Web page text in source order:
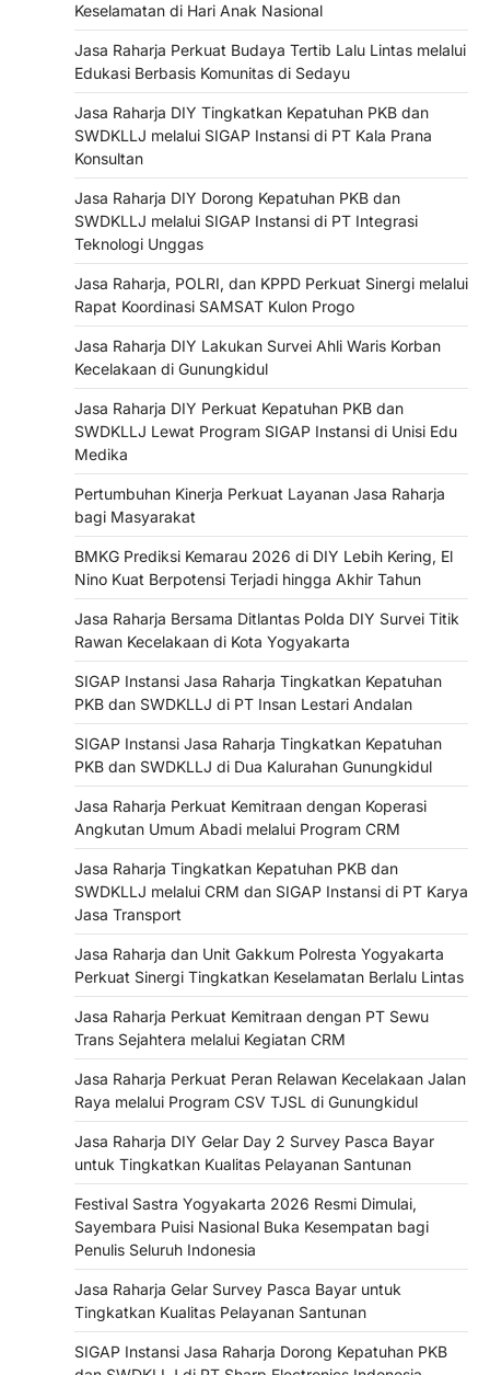
Keselamatan di Hari Anak Nasional
Jasa Raharja Perkuat Budaya Tertib Lalu Lintas melalui
Edukasi Berbasis Komunitas di Sedayu
Jasa Raharja DIY Tingkatkan Kepatuhan PKB dan
SWDKLLJ melalui SIGAP Instansi di PT Kala Prana
Konsultan
Jasa Raharja DIY Dorong Kepatuhan PKB dan
SWDKLLJ melalui SIGAP Instansi di PT Integrasi
Teknologi Unggas
Jasa Raharja, POLRI, dan KPPD Perkuat Sinergi melalui
Rapat Koordinasi SAMSAT Kulon Progo
Jasa Raharja DIY Lakukan Survei Ahli Waris Korban
Kecelakaan di Gunungkidul
Jasa Raharja DIY Perkuat Kepatuhan PKB dan
SWDKLLJ Lewat Program SIGAP Instansi di Unisi Edu
Medika
Pertumbuhan Kinerja Perkuat Layanan Jasa Raharja
bagi Masyarakat
BMKG Prediksi Kemarau 2026 di DIY Lebih Kering, El
Nino Kuat Berpotensi Terjadi hingga Akhir Tahun
Jasa Raharja Bersama Ditlantas Polda DIY Survei Titik
Rawan Kecelakaan di Kota Yogyakarta
SIGAP Instansi Jasa Raharja Tingkatkan Kepatuhan
PKB dan SWDKLLJ di PT Insan Lestari Andalan
SIGAP Instansi Jasa Raharja Tingkatkan Kepatuhan
PKB dan SWDKLLJ di Dua Kalurahan Gunungkidul
Jasa Raharja Perkuat Kemitraan dengan Koperasi
Angkutan Umum Abadi melalui Program CRM
Jasa Raharja Tingkatkan Kepatuhan PKB dan
SWDKLLJ melalui CRM dan SIGAP Instansi di PT Karya
Jasa Transport
Jasa Raharja dan Unit Gakkum Polresta Yogyakarta
Perkuat Sinergi Tingkatkan Keselamatan Berlalu Lintas
Jasa Raharja Perkuat Kemitraan dengan PT Sewu
Trans Sejahtera melalui Kegiatan CRM
Jasa Raharja Perkuat Peran Relawan Kecelakaan Jalan
Raya melalui Program CSV TJSL di Gunungkidul
Jasa Raharja DIY Gelar Day 2 Survey Pasca Bayar
untuk Tingkatkan Kualitas Pelayanan Santunan
Festival Sastra Yogyakarta 2026 Resmi Dimulai,
Sayembara Puisi Nasional Buka Kesempatan bagi
Penulis Seluruh Indonesia
Jasa Raharja Gelar Survey Pasca Bayar untuk
Tingkatkan Kualitas Pelayanan Santunan
SIGAP Instansi Jasa Raharja Dorong Kepatuhan PKB